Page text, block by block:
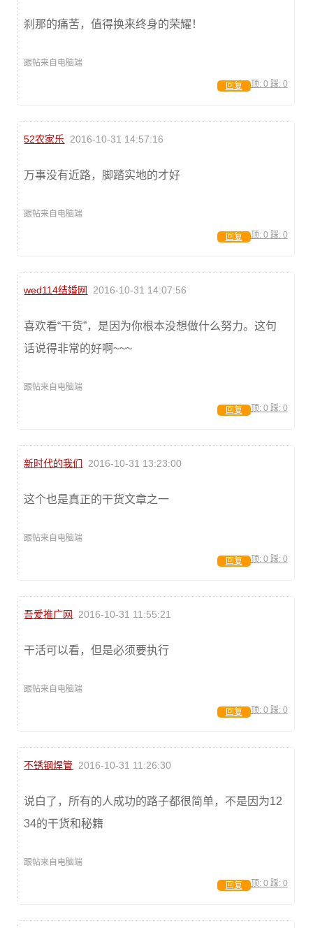
刹那的痛苦，值得换来终身的荣耀！
跟帖来自电脑端
顶: 0 踩: 0
回复
52农家乐 2016-10-31 14:57:16
万事没有近路，脚踏实地的才好
跟帖来自电脑端
顶: 0 踩: 0
回复
wed114结婚网 2016-10-31 14:07:56
喜欢看“干货”，是因为你根本没想做什么努力。这句
话说得非常的好啊~~~
跟帖来自电脑端
顶: 0 踩: 0
回复
新时代的我们 2016-10-31 13:23:00
这个也是真正的干货文章之一
跟帖来自电脑端
顶: 0 踩: 0
回复
吾爱推广网 2016-10-31 11:55:21
干活可以看，但是必须要执行
跟帖来自电脑端
顶: 0 踩: 0
回复
不锈钢焊管 2016-10-31 11:26:30
说白了，所有的人成功的路子都很简单，不是因为12
34的干货和秘籍
跟帖来自电脑端
顶: 0 踩: 0
回复